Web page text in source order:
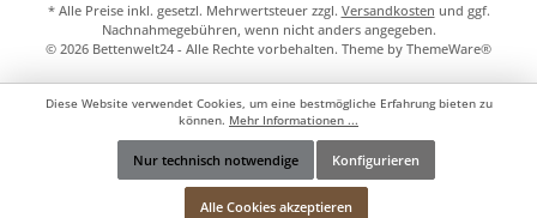
* Alle Preise inkl. gesetzl. Mehrwertsteuer zzgl. Versandkosten und ggf.
Nachnahmegebühren, wenn nicht anders angegeben.
© 2026 Bettenwelt24 - Alle Rechte vorbehalten. Theme by ThemeWare®
Werkzeugleiste anzeigen
Diese Website verwendet Cookies, um eine bestmögliche Erfahrung bieten zu
können. Mehr Informationen ...
Nur technisch notwendige Konfigurieren
Alle Cookies akzeptieren